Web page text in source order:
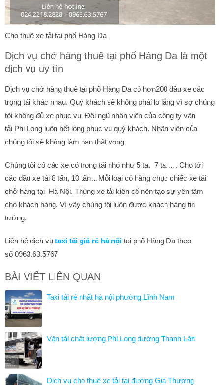
Cho thuê xe tải tại phố Hàng Da
Dịch vụ chở hàng thuê tại phố Hàng Da là một
dịch vụ uy tín
Dịch vụ chở hàng thuê tại phố Hàng Da có hơn200 đầu xe các
trọng tải khác nhau. Quý khách sẽ không phải lo lắng vì sợ chúng
tôi không đủ xe phục vụ. Đội ngũ nhân viên của công ty vận
tải Phi Long luôn hết lòng phục vụ quý khách. Nhân viên của
chúng tôi sẽ không làm bạn thất vọng.
Chúng tôi có các xe có trọng tải nhỏ như 5 tạ, 7 tạ,…. Cho tới
các đầu xe tải 8 tấn, 10 tấn…Mỗi loại có hàng chục chiếc xe tải
chở hàng tại Hà Nội. Thùng xe tải kiên cố nên tạo sự yên tâm
cho khách hàng. Vì vậy chúng tôi luôn được khách hàng tin
tưởng.
Liên hệ dịch vụ taxi tải giá rẻ hà nội tại phố Hàng Da theo
số 0963.63.5767
BÀI VIẾT LIÊN QUAN
Taxi tải rẻ nhất hà nội phường Lĩnh Nam
Vận tải chất lượng Phi Long đường Thanh Lân
Dịch vụ cho thuê xe tải tại đường Gia Thượng